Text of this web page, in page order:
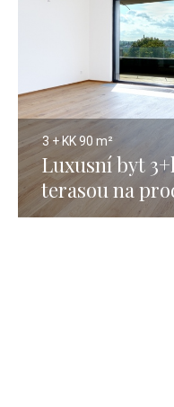
3 + KK90 m²
Luxusní byt
terasou na
Praha 5 - 90m